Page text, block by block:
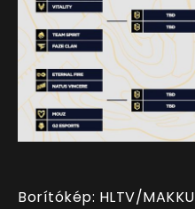
Borítókép: HLTV/MAKKU